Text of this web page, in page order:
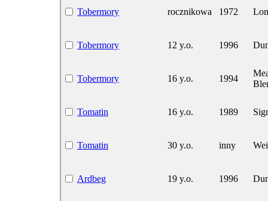
Tobermory rocznikowa 1972
Tobermory 12 y.o. 1996
Tobermory 16 y.o. 1994
Tomatin 16 y.o. 1989
Tomatin 30 y.o. inny
Ardbeg 19 y.o. 1996